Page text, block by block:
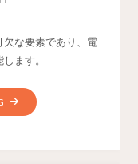
欠な要素であり、電
ます。